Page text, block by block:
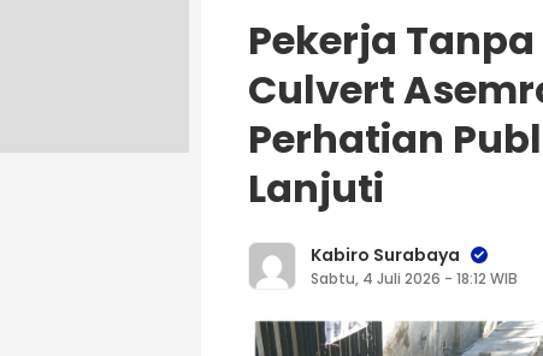
Pekerja Tanpa
Culvert
Perhatian
Lanjuti
Kabiro Surabaya
Sabtu, 4 Juli 2026 - 18:12 WIB